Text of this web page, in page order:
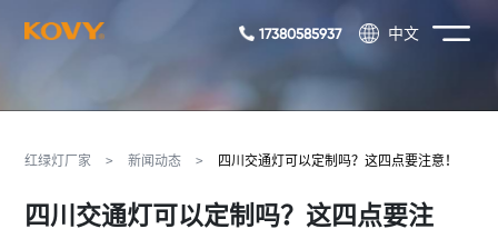
17380585937 中文
红绿灯厂家 > 新闻动态 > 四川交通灯可以定制吗？这四点要注意！
四川交通灯可以定制吗？这四点要注